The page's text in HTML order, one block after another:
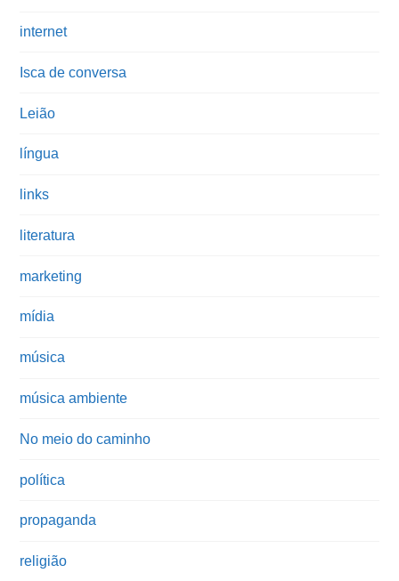
internet
Isca de conversa
Leião
língua
links
literatura
marketing
mídia
música
música ambiente
No meio do caminho
política
propaganda
religião